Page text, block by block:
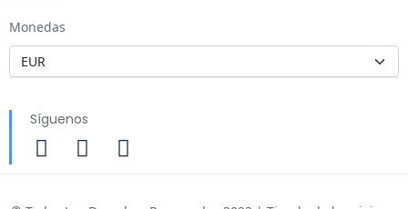
Monedas
Síguenos